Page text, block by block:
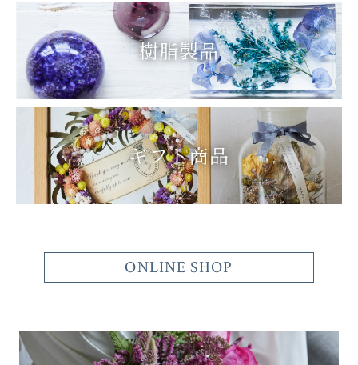
します。ただし、第三者の利益を害する恐れのある場合、または当社
の業務に著しく支障をきたすと判断した場合は、この限りではありま
せん。
個人情報保護方針の改善
当社は、個人情報の取り扱いに関する法令等を遵守するとともに、本
方針を適宜見直し、改善を図ってまいります。
樹脂製品
ギフト商品
ONLINE SHOP